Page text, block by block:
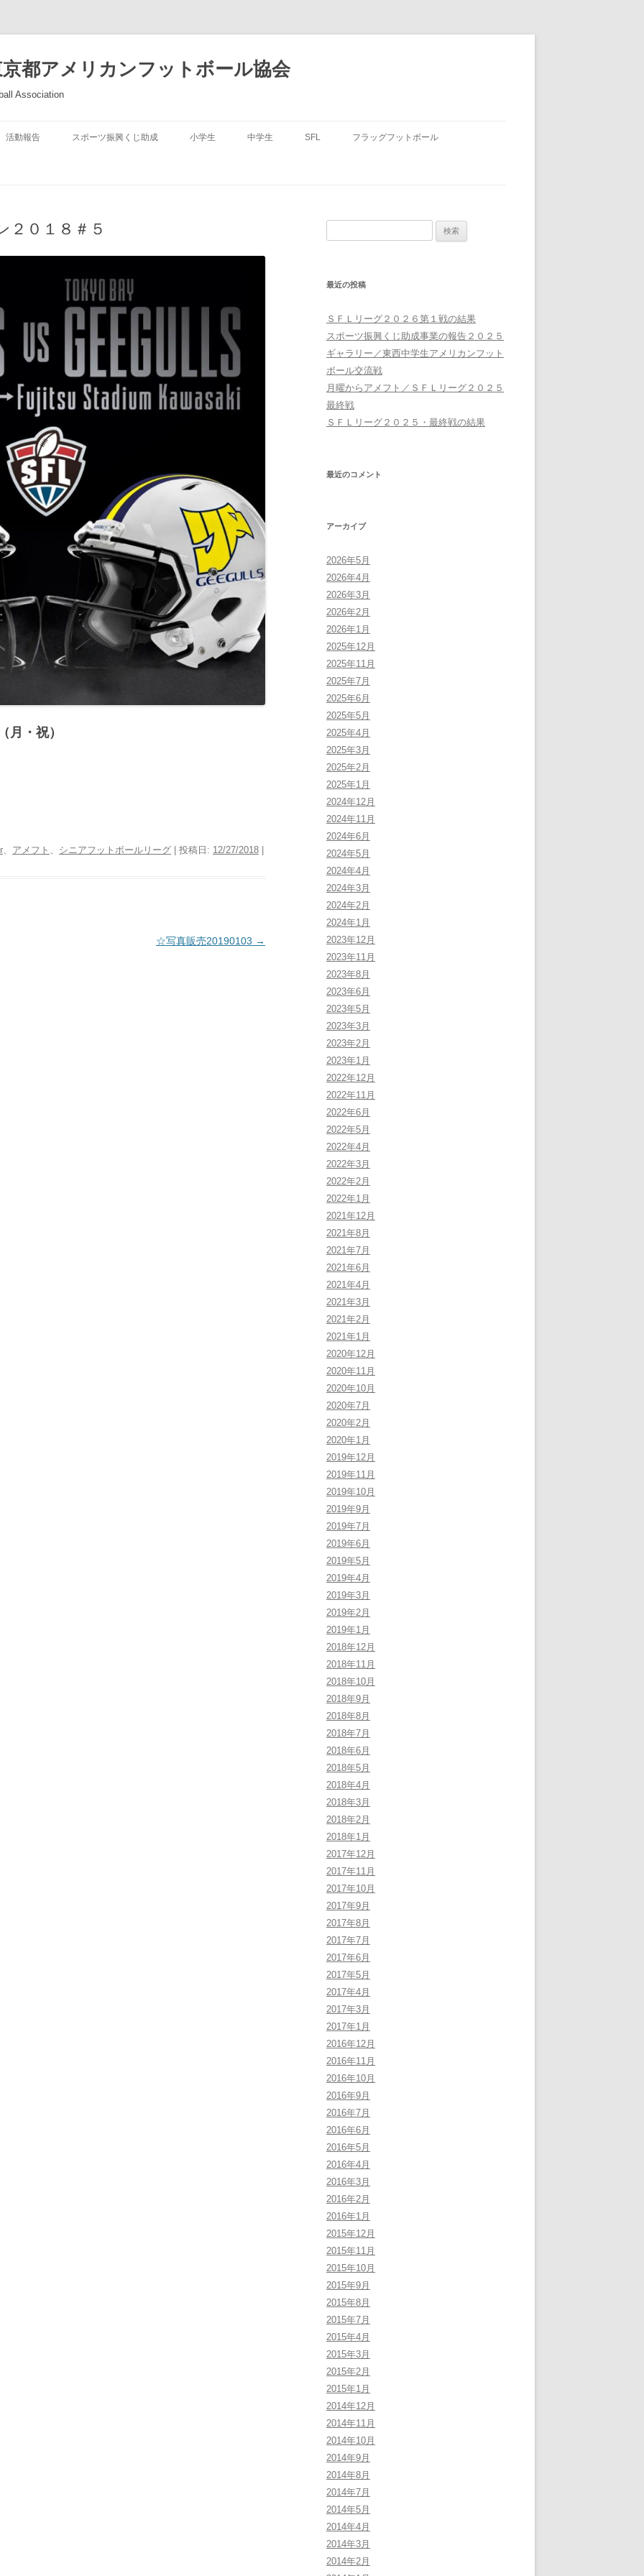
都アメリカンフットボール協会
Association
活動報告 スポーツ振興くじ助成 小学生 中学生 SFL フラッグフットボール
２０１８＃５
・祝）
アメフト シニアフットボールリーグ | 投稿日: 12/27/2018
☆写真販売20190103 →
最近の投稿
ＳＦＬリーグ２０２６第１戦の結果
スポーツ振興くじ助成事業の報告２０２５
ギャラリー／東西中学生アメリカンフット
ボール交流戦
月曜からアメフト／ＳＦＬリーグ２０２５
最終戦
ＳＦＬリーグ２０２５・最終戦の結果
最近のコメント
アーカイブ
2026年5月
2026年4月
2026年3月
2026年2月
2026年1月
2025年12月
2025年11月
2025年7月
2025年6月
2025年5月
2025年4月
2025年3月
2025年2月
2025年1月
2024年12月
2024年11月
2024年6月
2024年5月
2024年4月
2024年3月
2024年2月
2024年1月
2023年12月
2023年11月
2023年8月
2023年6月
2023年5月
2023年3月
2023年2月
2023年1月
2022年12月
2022年11月
2022年6月
2022年5月
2022年4月
2022年3月
2022年2月
2022年1月
2021年12月
2021年8月
2021年7月
2021年6月
2021年4月
2021年3月
2021年2月
2021年1月
2020年12月
2020年11月
2020年10月
2020年7月
2020年2月
2020年1月
2019年12月
2019年11月
2019年10月
2019年9月
2019年7月
2019年6月
2019年5月
2019年4月
2019年3月
2019年2月
2019年1月
2018年12月
2018年11月
2018年10月
2018年9月
2018年8月
2018年7月
2018年6月
2018年5月
2018年4月
2018年3月
2018年2月
2018年1月
2017年12月
2017年11月
2017年10月
2017年9月
2017年8月
2017年7月
2017年6月
2017年5月
2017年4月
2017年3月
2017年1月
2016年12月
2016年11月
2016年10月
2016年9月
2016年7月
2016年6月
2016年5月
2016年4月
2016年3月
2016年2月
2016年1月
2015年12月
2015年11月
2015年10月
2015年9月
2015年8月
2015年7月
2015年4月
2015年3月
2015年2月
2015年1月
2014年12月
2014年11月
2014年10月
2014年9月
2014年8月
2014年7月
2014年5月
2014年4月
2014年3月
2014年2月